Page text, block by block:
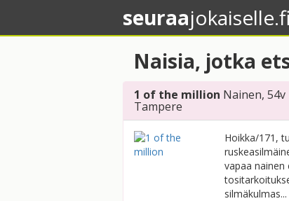
seuraajokaiselle.fi
Naisia, jotka
1 of the million Nainen, 54v
Tampere
Hoikka/171,
vapaa nainen
silmäkulmas...